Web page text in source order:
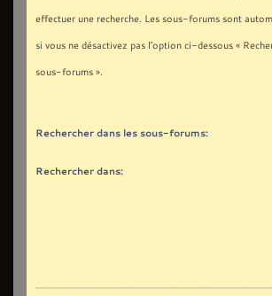
effectuer une recherche. Les sous-forums sont
si vous ne désactivez pas l’option ci-dessous «
sous-forums ».
Rechercher dans les sous-forums:
Rechercher dans: